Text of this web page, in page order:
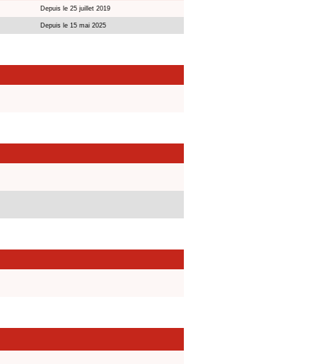
Depuis le 25 juillet 2019
Depuis le 15 mai 2025